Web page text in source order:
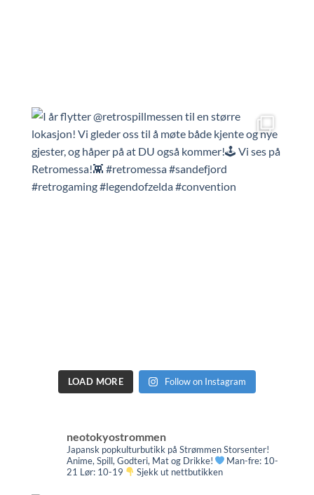
LOAD MORE Follow on Instagram
neotokyostrommen
Japansk popkulturbutikk på Strømmen Storsenter!
Anime, Spill, Godteri, Mat og Drikke!
Man-fre: 10-
21 Lør: 10-19
Sjekk ut nettbutikken